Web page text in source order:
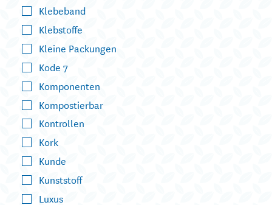
Klebeband
Klebstoffe
Kleine Packungen
Kode 7
Komponenten
Kompostierbar
Kontrollen
Kork
Kunde
Kunststoff
Luxus